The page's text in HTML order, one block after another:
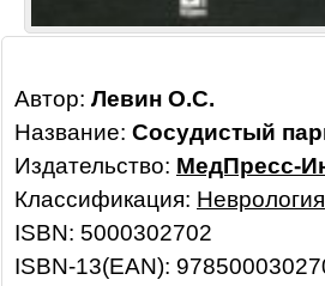
Автор: Левин О.С.
Название: Сосудистый
Издательство: МедПресс-
Классификация: Неврология
ISBN: 5000302702
ISBN-13(EAN):